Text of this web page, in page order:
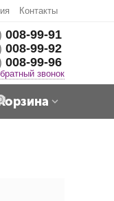
Контакты
008-99-91
008-99-92
008-99-96
звонок